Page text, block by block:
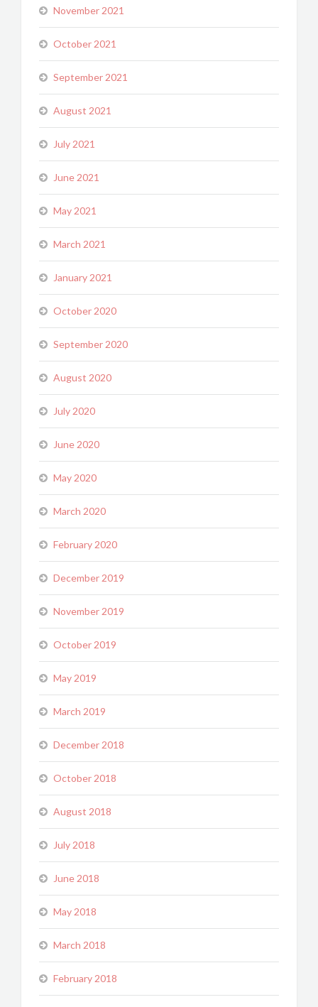
November 2021
October 2021
September 2021
August 2021
July 2021
June 2021
May 2021
March 2021
January 2021
October 2020
September 2020
August 2020
July 2020
June 2020
May 2020
March 2020
February 2020
December 2019
November 2019
October 2019
May 2019
March 2019
December 2018
October 2018
August 2018
July 2018
June 2018
May 2018
March 2018
February 2018